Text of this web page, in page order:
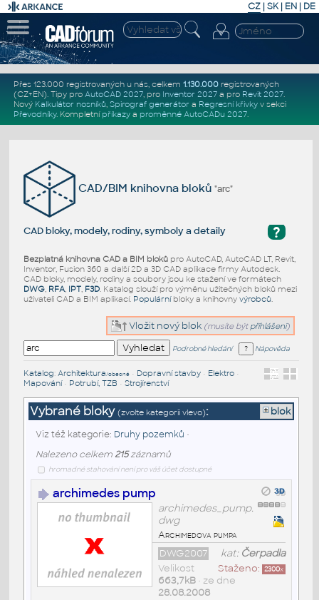
CZ | SK| EN | DE
Přes 123.000 registrovaných u nás, celkem 1.130.000registrovaných
(CZ+EN). Tipy pro AutoCAD 2027, pro Inventor 2027a pro Revit 2027.
Nový Kalkulátor nosníků, Spirograf generátor a Regresní křivkyv sekci
Převodníky. Kompletní příkazya proměnné AutoCADu 2027.
CAD/BIM knihovna bloků"arc"
?
CAD bloky, modely, rodiny, symboly a detaily
Bezplatná knihovna CAD a BIM blokůpro AutoCAD, AutoCAD LT, Revit,
Inventor, Fusion 360 a další 2D a 3D CAD aplikace firmy Autodesk.
CAD bloky, modely, rodiny a soubory jsou ke stažení ve formátech
DWG, RFA, IPT, F3D. Katalog slouží pro výměnu užitečných bloků mezi
uživateli CAD a BIM aplikací. Populárníbloky a knihovny výrobců.
Vložit nový blok (musíte být přihlášeni)
Podrobné hledání Nápověda
Katalog: Architektura/obecné• Dopravní stavby• Elektro•
Mapování• Potrubí, TZB • Strojírenství
Vybrané bloky (zvolte kategorii vlevo): blok
Viz též kategorie: Druhy pozemků •
Nalezeno celkem 215záznamů
hromadné stahování není pro váš účet dostupné
archimedes pump
archimedes_pump.
dwg
Archimedova pumpa
kat: Čerpadla
DWG2007
Staženo: 2300x
Velikost
663,7kB• ze dne
28.08.2008